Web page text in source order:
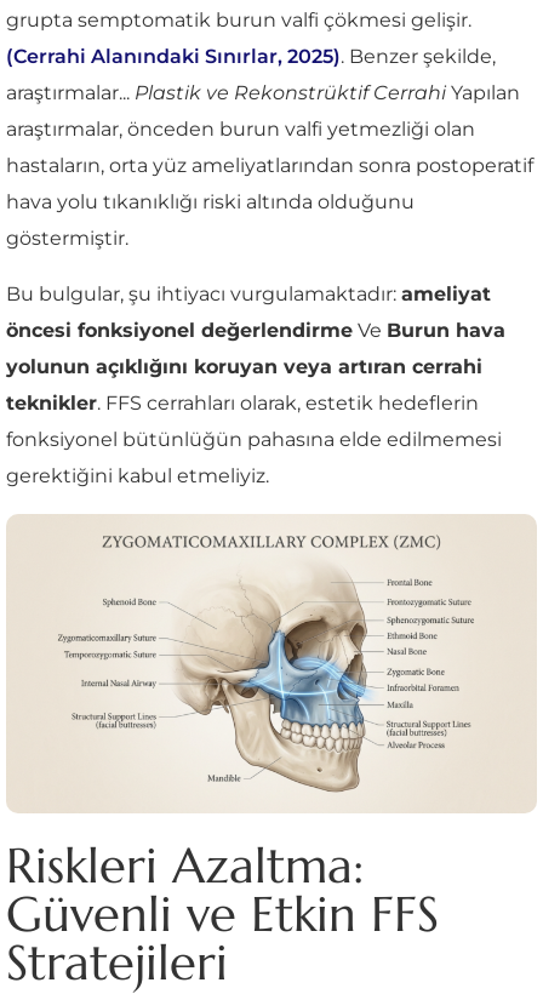
grupta semptomatik burun valfi çökmesi gelişir.
(Cerrahi Alanındaki Sınırlar, 2025). Benzer şekilde,
araştırmalar... Plastik ve Rekonstrüktif Cerrahi Yapılan
araştırmalar, önceden burun valfi yetmezliği olan
hastaların, orta yüz ameliyatlarından sonra postoperatif
hava yolu tıkanıklığı riski altında olduğunu
göstermiştir.
Bu bulgular, şu ihtiyacı vurgulamaktadır: ameliyat
öncesi fonksiyonel değerlendirme Ve Burun hava
yolunun açıklığını koruyan veya artıran cerrahi
teknikler. FFS cerrahları olarak, estetik hedeflerin
fonksiyonel bütünlüğün pahasına elde edilmemesi
gerektiğini kabul etmeliyiz.
Riskleri Azaltma:
Güvenli ve Etkin FFS
Stratejileri